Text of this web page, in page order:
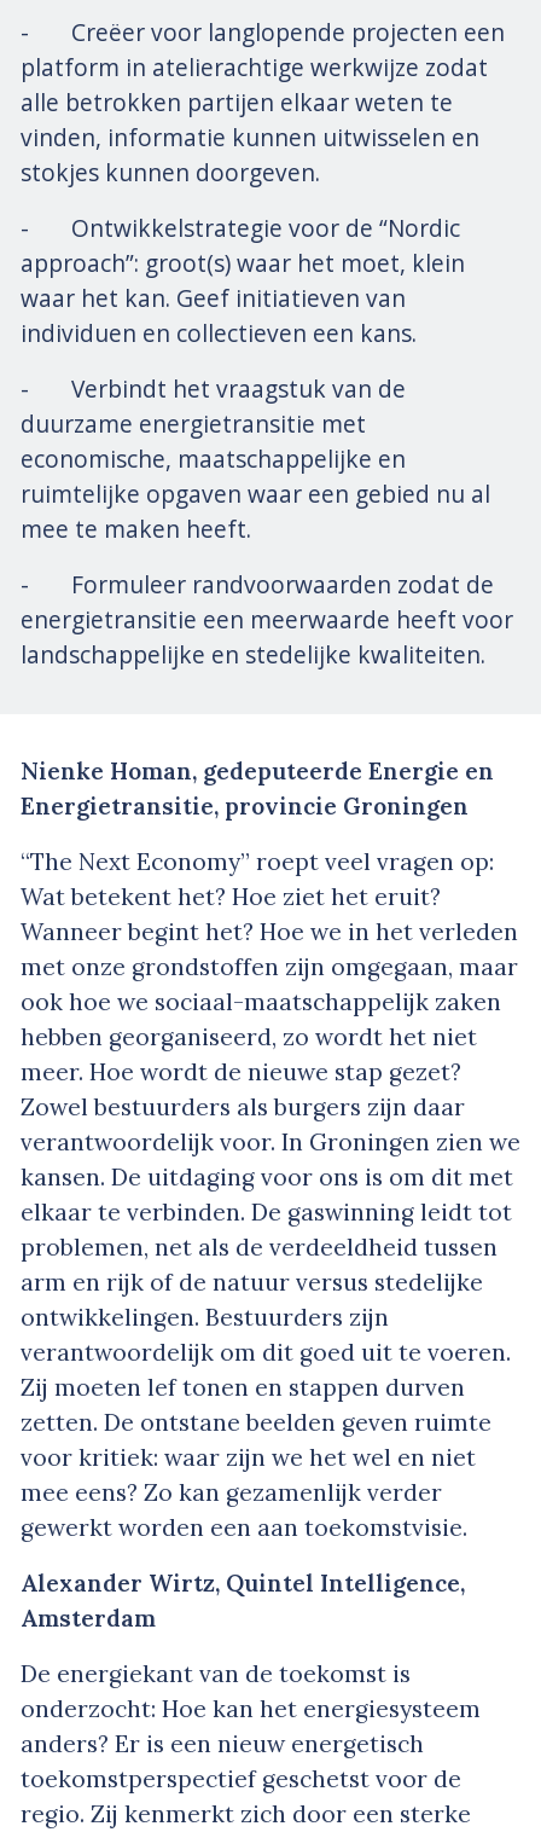
- Creëer voor langlopende projecten een
platform in atelierachtige werkwijze zodat
alle betrokken partijen elkaar weten te
vinden, informatie kunnen uitwisselen en
stokjes kunnen doorgeven.
- Ontwikkelstrategie voor de “Nordic
approach”: groot(s) waar het moet, klein
waar het kan. Geef initiatieven van
individuen en collectieven een kans.
- Verbindt het vraagstuk van de
duurzame energietransitie met
economische, maatschappelijke en
ruimtelijke opgaven waar een gebied nu al
mee te maken heeft.
- Formuleer randvoorwaarden zodat de
energietransitie een meerwaarde heeft voor
landschappelijke en stedelijke kwaliteiten.
Nienke Homan, gedeputeerde Energie en
Energietransitie, provincie Groningen
“The Next Economy” roept veel vragen op:
Wat betekent het? Hoe ziet het eruit?
Wanneer begint het? Hoe we in het verleden
met onze grondstoffen zijn omgegaan, maar
ook hoe we sociaal-maatschappelijk zaken
hebben georganiseerd, zo wordt het niet
meer. Hoe wordt de nieuwe stap gezet?
Zowel bestuurders als burgers zijn daar
verantwoordelijk voor. In Groningen zien we
kansen. De uitdaging voor ons is om dit met
elkaar te verbinden. De gaswinning leidt tot
problemen, net als de verdeeldheid tussen
arm en rijk of de natuur versus stedelijke
ontwikkelingen. Bestuurders zijn
verantwoordelijk om dit goed uit te voeren.
Zij moeten lef tonen en stappen durven
zetten. De ontstane beelden geven ruimte
voor kritiek: waar zijn we het wel en niet
mee eens? Zo kan gezamenlijk verder
gewerkt worden een aan toekomstvisie.
Alexander Wirtz, Quintel Intelligence,
Amsterdam
De energiekant van de toekomst is
onderzocht: Hoe kan het energiesysteem
anders? Er is een nieuw energetisch
toekomstperspectief geschetst voor de
regio. Zij kenmerkt zich door een sterke